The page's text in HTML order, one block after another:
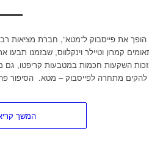
את פייסבוק ל”מטא”, חברת מציאות
קמרון וטיילר וינקלווס, שבזמנו
השקעות חכמות במטבעות קריפטו, גם
להקים מתחרה לפייסבוק – מטא. הסיפור
המשך